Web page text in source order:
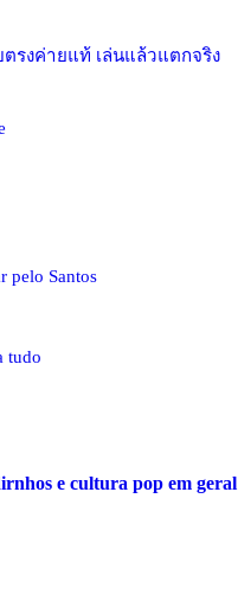
ตรงค่ายแท้ เล่นแล้วแตกจริง
pelo Santos
tudo
e cultura pop em geral